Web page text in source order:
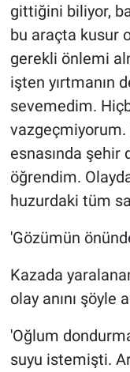
gittiğini biliyor,
bu araçta kusur
gerekli önlemi
işten yırtmanın
sevemedim.
vazgeçmiyorum.
esnasında şehir
öğrendim.
huzurdaki tüm
'Gözümün
Kazada
olay anını şöyle
'Oğlum
suyu istemişti.